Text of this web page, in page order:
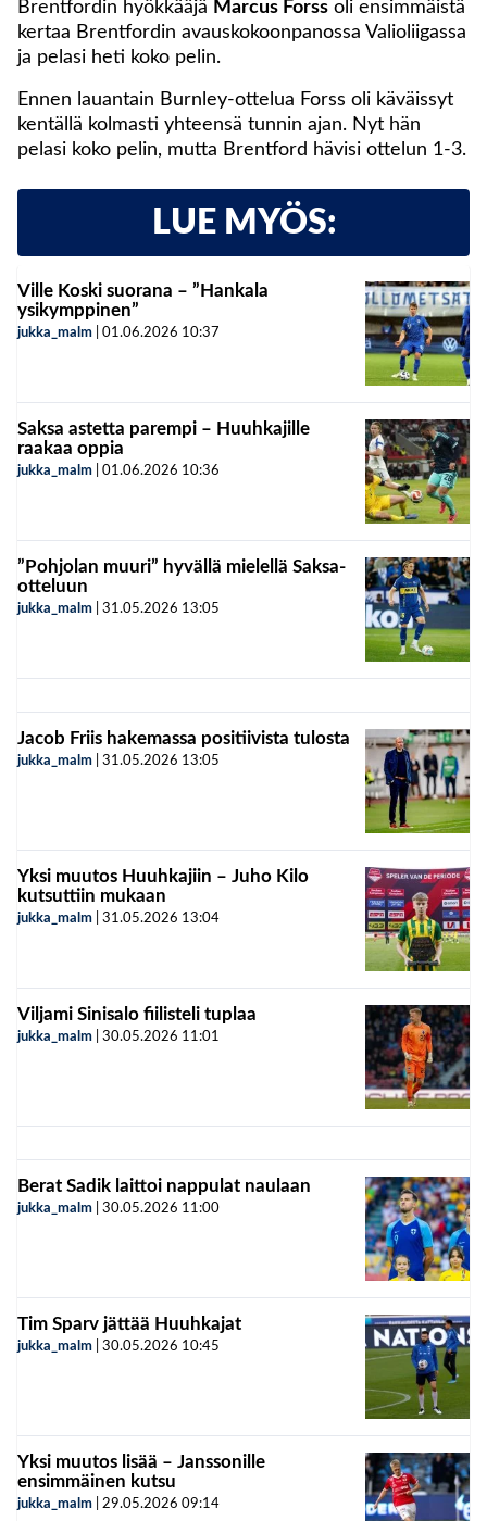
Brentfordin hyökkääjä Marcus Forss oli ensimmäistä
kertaa Brentfordin avauskokoonpanossa Valioliigassa
ja pelasi heti koko pelin.
Ennen lauantain Burnley-ottelua Forss oli käväissyt
kentällä kolmasti yhteensä tunnin ajan. Nyt hän
pelasi koko pelin, mutta Brentford hävisi ottelun 1-3.
LUE MYÖS:
Ville Koski suorana – ”Hankala
ysikymppinen”
jukka_malm 01.06.2026 10:37
Saksa astetta parempi – Huuhkajille
raakaa oppia
jukka_malm 01.06.2026 10:36
”Pohjolan muuri” hyvällä mielellä Saksa-
otteluun
jukka_malm 31.05.2026 13:05
Jacob Friis hakemassa positiivista tulosta
jukka_malm 31.05.2026 13:05
Yksi muutos Huuhkajiin – Juho Kilo
kutsuttiin mukaan
jukka_malm 31.05.2026 13:04
Viljami Sinisalo fiilisteli tuplaa
jukka_malm 30.05.2026 11:01
Berat Sadik laittoi nappulat naulaan
jukka_malm 30.05.2026 11:00
Tim Sparv jättää Huuhkajat
jukka_malm 30.05.2026 10:45
Yksi muutos lisää – Janssonille
ensimmäinen kutsu
jukka_malm 29.05.2026 09:14